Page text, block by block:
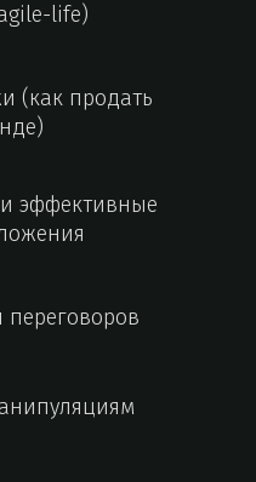
life)
(как продать
эффективные
переговоров